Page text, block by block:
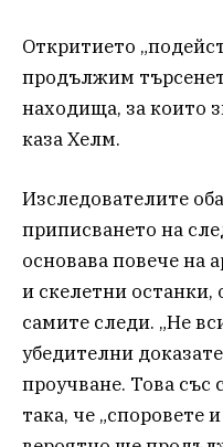
Откритието
продължим
находища, за които
каза Хелм.
Изследователите
приписването на
основава повече на
и скелетни
самите следи. „Не
убедителни
проучване. Това със
така, че „споровете